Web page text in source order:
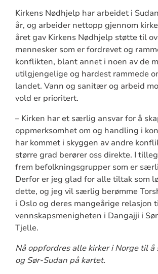
Kirkens Nødhjelp har arbeidet i
år, og arbeider nettopp gjennom
året gav Kirkens Nødhjelp støtte til
mennesker som er fordrevet og
konflikten, blant annet i noen av de
utilgjengelige og hardest rammede
landet. Vann og sanitær og arbeid
vold er prioritert.
– Kirken har et særlig ansvar for å
oppmerksomhet om og handling i
har kommet i skyggen av andre
større grad berører oss direkte. I
frem befolkningsgrupper som er
Derfor er jeg glad for alle tiltak som
dette, og jeg vil særlig berømme
i Oslo og deres mangeårige relasjon
vennskapsmenigheten i Dangajji i
Tjelle.
Nå oppfordres alle kirker i Norge til å
og Sør-Sudan på kartet.